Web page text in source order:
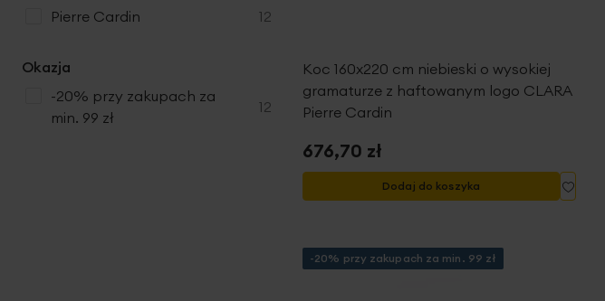
Koc 160x220 cm niebieski o wysokiej
gramaturze z haftowanym logo CLARA
Pierre Cardin
676,70 zł
Dodaj do koszyka
do
-20% przy zakupach za min. 99 zł
Pierre Cardin
12
produkty
Okazja
-20% przy zakupach za
min. 99 zł
12
produkty